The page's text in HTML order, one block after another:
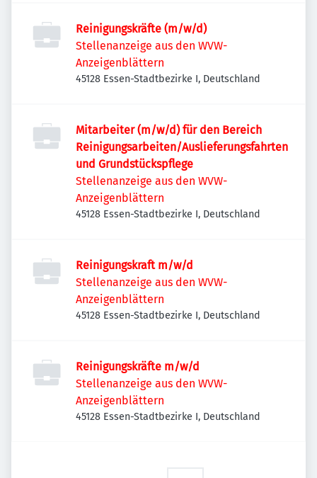
Reinigungskräfte (m/w/d)
Stellenanzeige aus den WVW-
Anzeigenblättern
45128 Essen-Stadtbezirke I, Deutschland
Mitarbeiter (m/w/d) für den Bereich
Reinigungsarbeiten/Auslieferungsfahrten
und Grundstückspflege
Stellenanzeige aus den WVW-
Anzeigenblättern
45128 Essen-Stadtbezirke I, Deutschland
Reinigungskraft m/w/d
Stellenanzeige aus den WVW-
Anzeigenblättern
45128 Essen-Stadtbezirke I, Deutschland
Reinigungskräfte m/w/d
Stellenanzeige aus den WVW-
Anzeigenblättern
45128 Essen-Stadtbezirke I, Deutschland